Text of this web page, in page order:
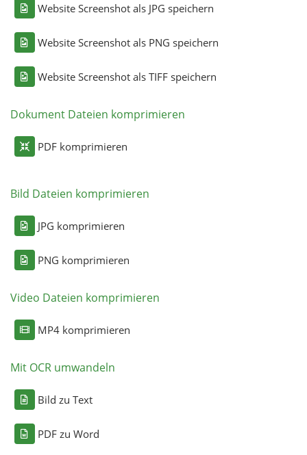
Website Screenshot als JPG speichern
Website Screenshot als PNG speichern
Website Screenshot als TIFF speichern
Dokument Dateien komprimieren
PDF komprimieren
Bild Dateien komprimieren
JPG komprimieren
PNG komprimieren
Video Dateien komprimieren
MP4 komprimieren
Mit OCR umwandeln
Bild zu Text
PDF zu Word